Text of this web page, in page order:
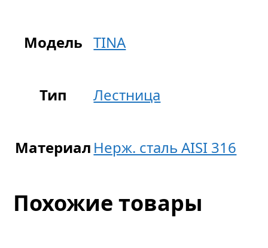
Модель TINA
Тип Лестница
Материал Нерж. сталь AISI 316
Похожие товары